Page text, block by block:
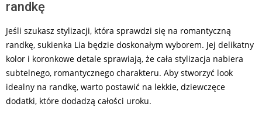
randkę
Jeśli szukasz stylizacji, która sprawdzi się na romantyczną
randkę, sukienka Lia będzie doskonałym wyborem. Jej delikatny
kolor i koronkowe detale sprawiają, że cała stylizacja nabiera
subtelnego, romantycznego charakteru. Aby stworzyć look
idealny na randkę, warto postawić na lekkie, dziewczęce
dodatki, które dodadzą całości uroku.